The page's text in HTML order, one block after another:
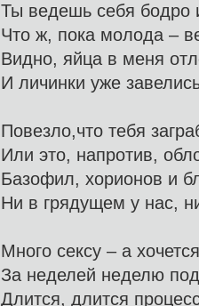
Ты ведешь себя бодро
Что ж, пока молода –
Видно, яйца в меня
И личинки уже
Повезло,что тебя
Или это, напротив,
Базофил, хорионов и
Ни в грядущем у нас,
Много сексу – а
За неделей неделю
Длится, длится